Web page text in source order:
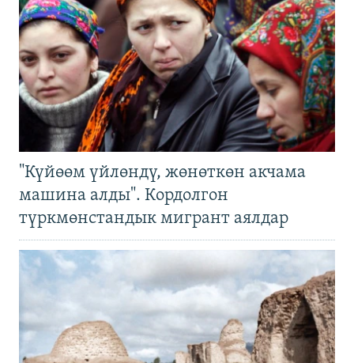
"Күйөөм үйлөндү, жөнөткөн акчама
машина алды". Кордолгон
түркмөнстандык мигрант аялдар